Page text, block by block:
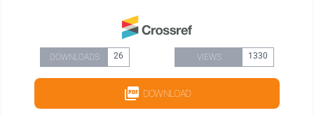
DOWNLOADS 26 VIEWS 1330
DOWNLOAD